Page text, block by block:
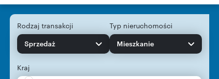
Rodzaj transakcji
Sprzedaż
Typ nieruchomości
Mieszkanie
Kraj